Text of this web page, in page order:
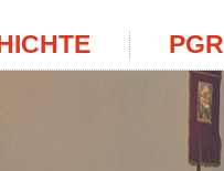
PGR